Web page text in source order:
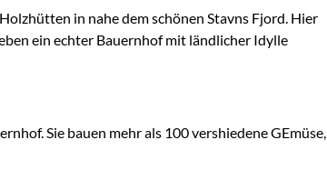
in nahe dem schönen Stavns Fjord. Hier
ein echter Bauernhof mit ländlicher Idylle
Sie bauen mehr als 100 vershiedene GEmüse,